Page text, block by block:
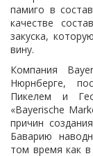
памиго в
качестве
закуска,
вину.
Компания
Нюрнберге,
Пикелем и
«Bayerische
причин
Баварию
том время как